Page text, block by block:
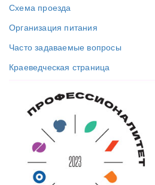
Схема проезда
Организация питания
Часто задаваемые вопросы
Краеведческая страница